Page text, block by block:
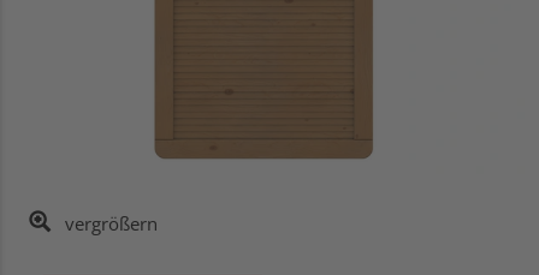
vergrößern